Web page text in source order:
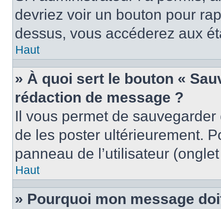
devriez voir un bouton pour
dessus, vous accéderez aux
Haut
» À quoi sert le bouton «
rédaction de message ?
Il vous permet de
de les poster ultérieurement.
panneau de l’utilisateur
Haut
» Pourquoi mon message